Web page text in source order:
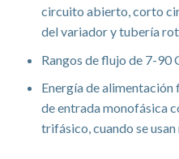
circuito abierto, corto
del variador y tubería
Rangos de flujo de 7-90
Energía de
de entrada monofásica
trifásico, cuando se